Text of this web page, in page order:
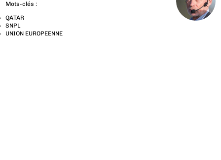
Mots-clés :
QATAR
SNPL
UNION EUROPEENNE